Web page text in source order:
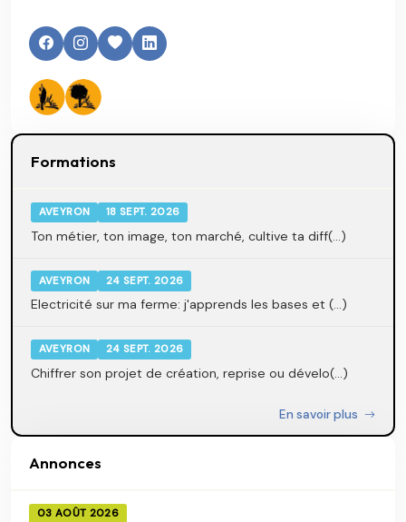
Formations
AVEYRON 18 SEPT. 2026
Ton métier, ton image, ton marché, cultive ta diff(...)
AVEYRON 24 SEPT. 2026
Electricité sur ma ferme: j'apprends les bases et (...)
AVEYRON 24 SEPT. 2026
Chiffrer son projet de création, reprise ou dévelo(...)
En savoir plus
Annonces
03 AOÛT 2026